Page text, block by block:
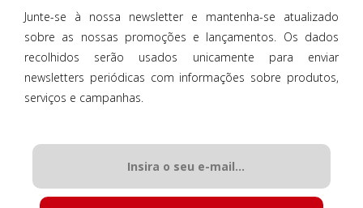
Junte-se à nossa newsletter e mantenha-se atualizado
sobre as nossas promoções e lançamentos. Os dados
recolhidos serão usados unicamente para enviar
newsletters periódicas com informações sobre produtos,
serviços e campanhas.